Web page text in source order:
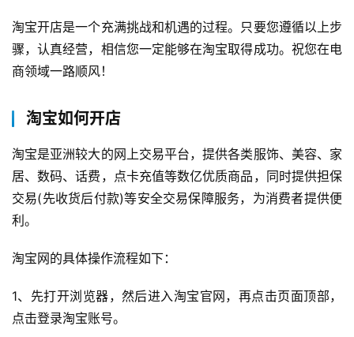
淘宝开店是一个充满挑战和机遇的过程。只要您遵循以上步
骤，认真经营，相信您一定能够在淘宝取得成功。祝您在电
商领域一路顺风！
淘宝如何开店
淘宝是亚洲较大的网上交易平台，提供各类服饰、美容、家
居、数码、话费，点卡充值等数亿优质商品，同时提供担保
交易(先收货后付款)等安全交易保障服务，为消费者提供便
利。
淘宝网的具体操作流程如下：
1、先打开浏览器，然后进入淘宝官网，再点击页面顶部，
点击登录淘宝账号。